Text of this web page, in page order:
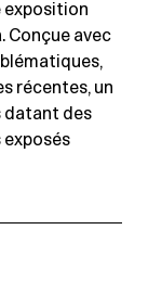
exposition
Conçue avec
récentes, un
datant des
exposés